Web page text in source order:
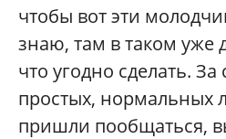
чтобы вот эти
знаю, там в таком уже
что угодно сделать.
простых, нормальных
пришли пообщаться,